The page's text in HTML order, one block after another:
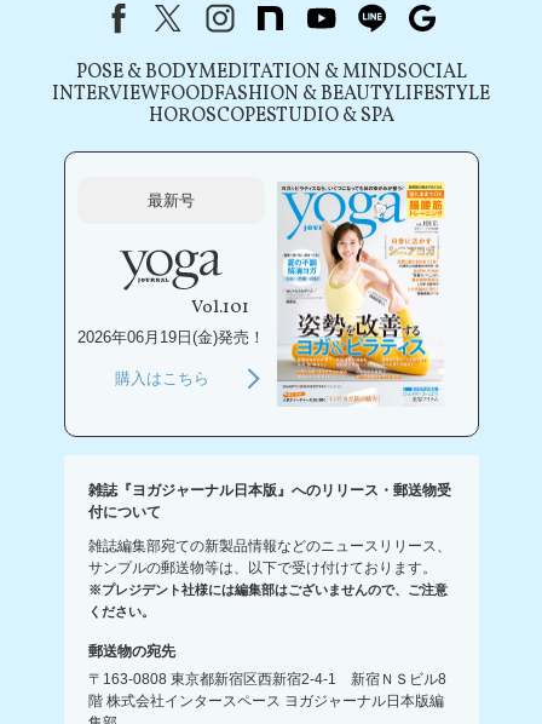
FacebookX（旧Twitter）
instagram
note youtubeline
POSE & BODYMEDITATION & MINDSOCIAL
INTERVIEWFOODFASHION & BEAUTYLIFESTYLE
HOROSCOPESTUDIO & SPA
最新号
Vol.101
2026年06月19日(金)発売！
購入はこちら
雑誌『ヨガジャーナル日本版』へのリリース・郵送物受
付について
雑誌編集部宛ての新製品情報などのニュースリリース、
サンプルの郵送物等は、以下で受け付けております。
※プレジデント社様には編集部はございませんので、ご注意
ください。
郵送物の宛先
〒163-0808 東京都新宿区西新宿2-4-1 新宿ＮＳビル8
階 株式会社インタースペース ヨガジャーナル日本版編